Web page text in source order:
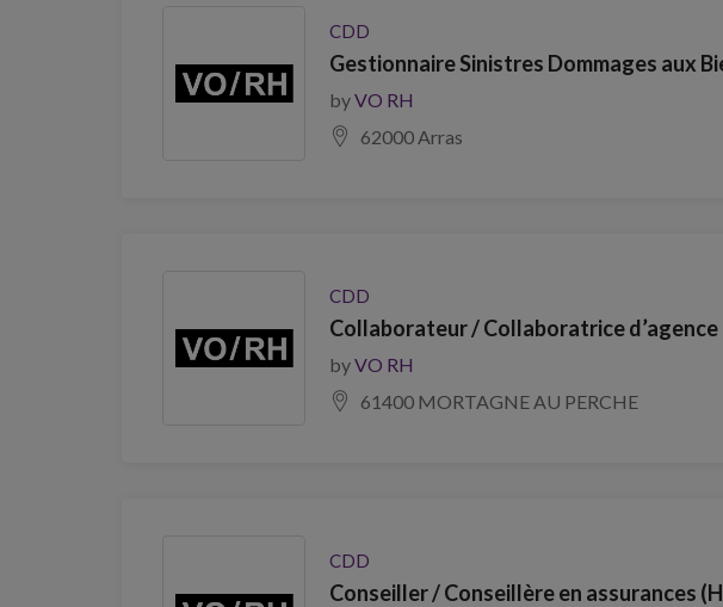
CDD
Gestionnaire Sinistres Dommages aux
byVO RH
62000 Arras
CDD
Collaborateur / Collaboratrice
byVO RH
61400 MORTAGNE AU PERCHE
CDD
Conseiller / Conseillère en assurances